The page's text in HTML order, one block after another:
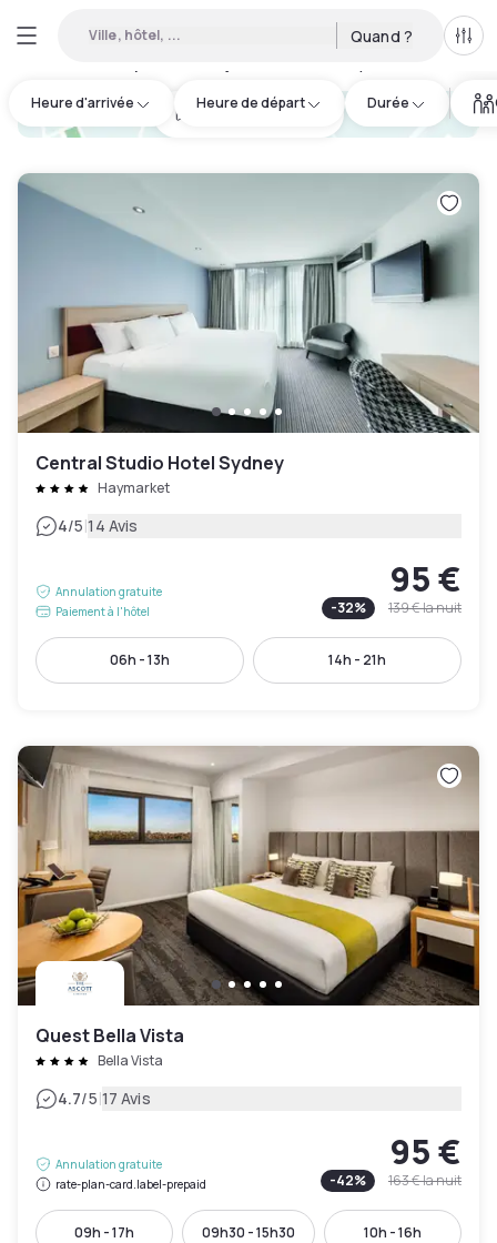
Ville, hôtel, ... Quand ?
Heure d'arrivée Heure de départ Durée
hotel.cta.view_map
Central Studio Hotel Sydney
Haymarket
4/5|14 Avis
Annulation gratuite
Paiement à l'hôtel
95 €
-32% 139 €la nuit
06h - 13h 14h - 21h
Quest Bella Vista
Bella Vista
4.7/5|17 Avis
Annulation gratuite
rate-plan-card.label-prepaid
95 €
-42% 163 €la nuit
09h - 17h 09h30 - 15h30 10h - 16h